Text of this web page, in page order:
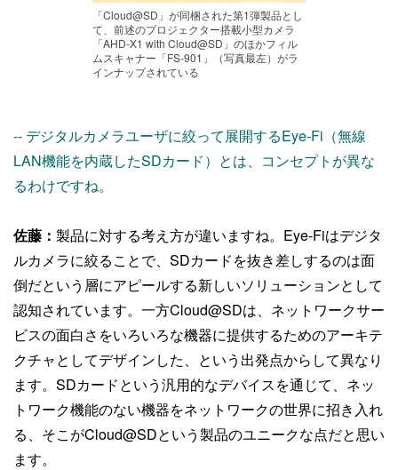
「Cloud@SD」が同梱された第1弾製品とし
て、前述のプロジェクター搭載小型カメラ
「AHD-X1 with Cloud@SD」のほかフィル
ムスキャナー「FS-901」（写真最左）がラ
インナップされている
-- デジタルカメラユーザに絞って展開するEye-Fi（無線
LAN機能を内蔵したSDカード）とは、コンセプトが異な
るわけですね。
佐藤： 製品に対する考え方が違いますね。Eye-Fiはデジタ
ルカメラに絞ることで、SDカードを抜き差しするのは面
倒だという層にアピールする新しいソリューションとして
認知されています。一方Cloud@SDは、ネットワークサー
ビスの面白さをいろいろな機器に提供するためのアーキテ
クチャとしてデザインした、という出発点からして異なり
ます。SDカードという汎用的なデバイスを通じて、ネッ
トワーク機能のない機器をネットワークの世界に招き入れ
る、そこがCloud@SDという製品のユニークな点だと思い
ます。